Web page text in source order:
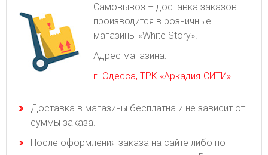
Самовывоз – доставка заказов
производится в розничные
магазины «White Story».
Адрес магазина:
г. Одесса, ТРК «Аркадия-СИТИ»
Доставка в магазины бесплатна и не зависит от
суммы заказа.
После оформления заказа на сайте либо по